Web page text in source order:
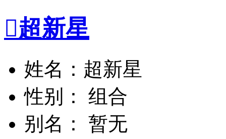
超新星
姓名：超新星
性别： 组合
别名： 暂无